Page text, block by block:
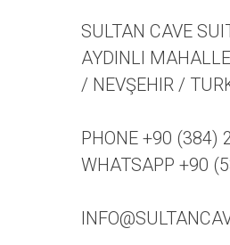
SULTAN CAVE
AYDINLI
/ NEVŞEHIR /
PHONE +90 (384)
WHATSAPP +90